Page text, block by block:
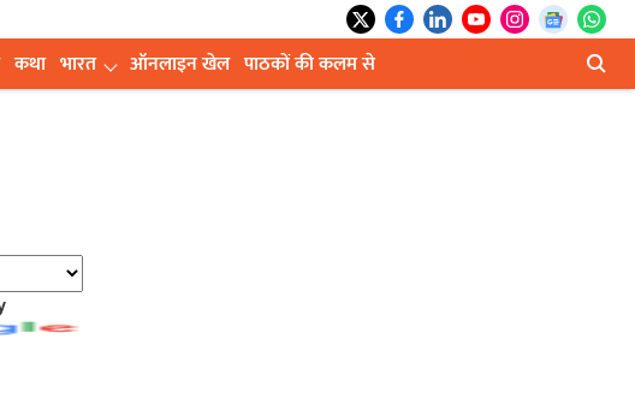
कथा भारत ऑनलाइन खेल पाठकों की कलम से